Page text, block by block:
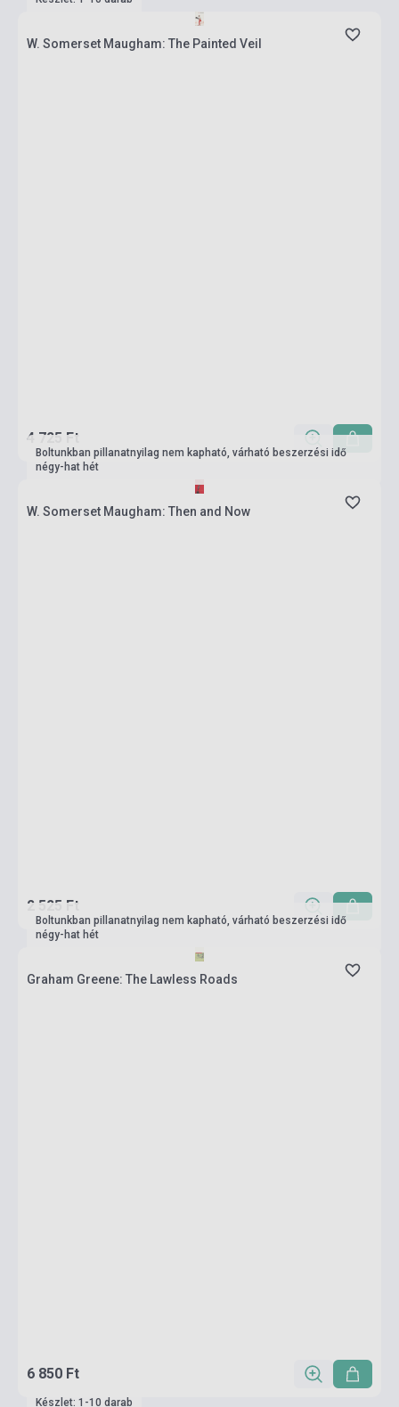
W. Somerset Maugham: The Painted Veil
4 725 Ft
Boltunkban pillanatnyilag nem kapható, várható beszerzési idő
négy-hat hét
W. Somerset Maugham: Then and Now
2 525 Ft
Boltunkban pillanatnyilag nem kapható, várható beszerzési idő
négy-hat hét
Graham Greene: The Lawless Roads
6 850 Ft
Készlet: 1-10 darab